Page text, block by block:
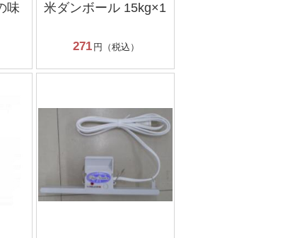
味
米ダンボール 15kg×1
271 円（税込）